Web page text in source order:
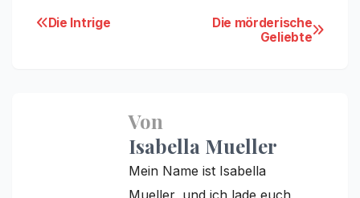
BeitragsnavigationDie mörderische
Geliebte
Die Intrige
Von
Isabella Mueller
Mein Name ist Isabella
Mueller, und ich lade euch